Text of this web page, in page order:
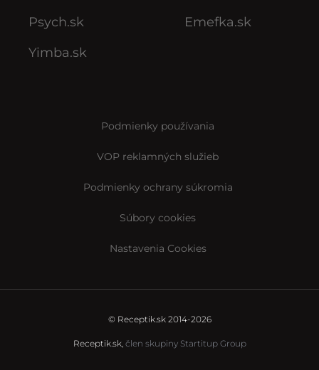
Psych.sk
Yimba.sk
Emefka.sk
Podmienky používania
VOP reklamných služieb
Podmienky ochrany súkromia
Súbory cookies
Nastavenia Cookies
© Receptik.sk 2014-2026
Receptik.sk, člen skupiny Startitup Group